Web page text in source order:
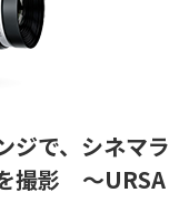
ジで、シネマラ
撮影 ～URSA